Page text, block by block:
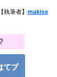
【執筆者】 makise
てブ